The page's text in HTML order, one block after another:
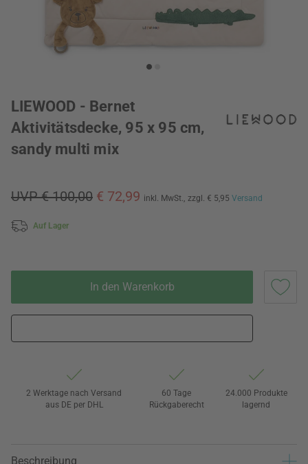
LIEWOOD - Bernet
Aktivitätsdecke, 95 x 95 cm,
sandy multi mix
UVP € 100,00 € 72,99 inkl. MwSt., zzgl. € 5,95 Versand
Auf Lager
In den Warenkorb
2 Werktage nach Versand
aus DE per DHL
60 Tage
Rückgaberecht
24.000 Produkte
lagernd
Beschreibung